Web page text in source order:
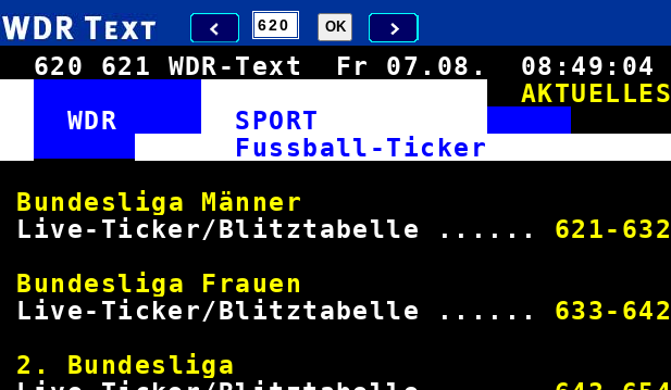
620 621 WDR-Text Fr 07.08. 08:49:04
AKTUELLES
WDR
SPORT
Fussball-Ticker
Bundesliga Männer
Live-Ticker/Blitztabelle ...... 621- 632
Bundesliga Frauen
Live-Ticker/Blitztabelle ...... 633- 642
2. Bundesliga